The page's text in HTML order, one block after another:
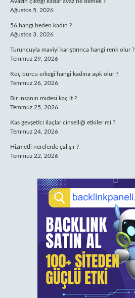
Ağustos 5, 2026
56 hangi beden kadın ?
Ağustos 3, 2026
Turuncuyla maviyi karıştırınca hangi renk olur ?
Temmuz 29, 2026
Koç burcu erkeği hangi kadına aşık olur ?
Temmuz 26, 2026
Bir insanın midesi kaç lt ?
Temmuz 25, 2026
Kas gevşetici ilaçlar cinselliği etkiler mi ?
Temmuz 24, 2026
Hizmetli nerelerde çalışır ?
Temmuz 22, 2026